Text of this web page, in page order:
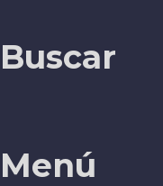
Buscar
Menú